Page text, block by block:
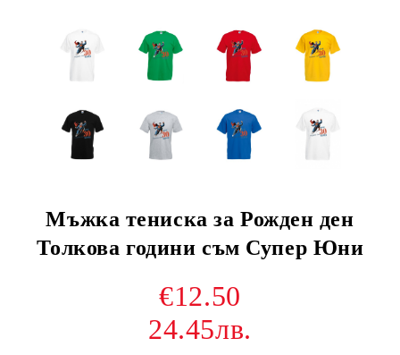
Мъжка тениска за Рожден ден
Толкова години съм Супер Юни
€12.50
24.45лв.